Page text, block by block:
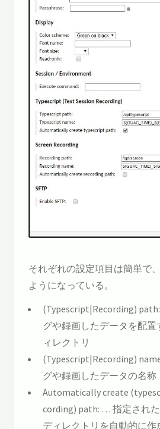
それぞれの設定項目は簡単で
ようになっている。
(Typescript|Recording)
グや録画したデータを配置
ィレクトリ
(Typescript|Recording)
グや録画したデータの名称
Automatically create
cording) path: … 指定され
ディレクトリを自動的に作